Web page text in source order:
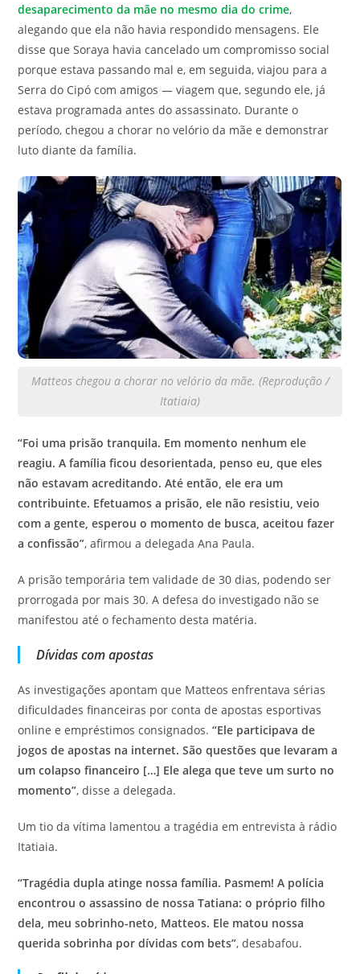
desaparecimento da mãe no mesmo dia do crime,
alegando que ela não havia respondido mensagens. Ele
disse que Soraya havia cancelado um compromisso social
porque estava passando mal e, em seguida, viajou para a
Serra do Cipó com amigos — viagem que, segundo ele, já
estava programada antes do assassinato. Durante o
período, chegou a chorar no velório da mãe e demonstrar
luto diante da família.
Matteos chegou a chorar no velório da mãe. (Reprodução /
Itatiaia)
“Foi uma prisão tranquila. Em momento nenhum ele
reagiu. A família ficou desorientada, penso eu, que eles
não estavam acreditando. Até então, ele era um
contribuinte. Efetuamos a prisão, ele não resistiu, veio
com a gente, esperou o momento de busca, aceitou fazer
a confissão”, afirmou a delegada Ana Paula.
A prisão temporária tem validade de 30 dias, podendo ser
prorrogada por mais 30. A defesa do investigado não se
manifestou até o fechamento desta matéria.
Dívidas com apostas
As investigações apontam que Matteos enfrentava sérias
dificuldades financeiras por conta de apostas esportivas
online e empréstimos consignados.“Ele participava de
jogos de apostas na internet. São questões que levaram a
um colapso financeiro […] Ele alega que teve um surto no
momento”, disse a delegada.
Um tio da vítima lamentou a tragédia em entrevista à rádio
Itatiaia.
“Tragédia dupla atinge nossa família. Pasmem! A polícia
encontrou o assassino de nossa Tatiana: o próprio filho
dela, meu sobrinho-neto, Matteos. Ele matou nossa
querida sobrinha por dívidas com bets”, desabafou.